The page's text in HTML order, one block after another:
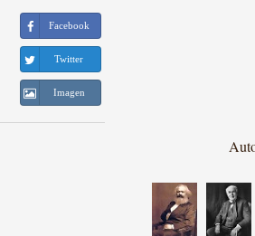
Facebook
Twitter
Imagen